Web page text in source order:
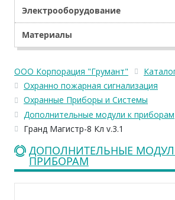
Электрооборудование
Материалы
ООО Корпорация "Грумант"
Охранно пожарная сигнализация
Охранные Приборы и Системы
Дополнительные модули к приборам
Гранд Магистр-8 Кл v.3.1
ДОПОЛНИТЕЛЬНЫЕ
ПРИБОРАМ